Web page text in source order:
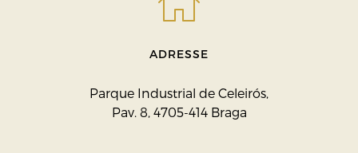
ADRESSE
Parque Industrial de Celeirós,
Pav. 8, 4705-414 Braga